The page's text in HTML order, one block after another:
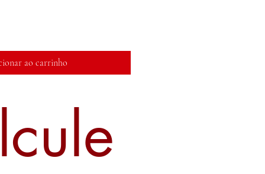
ao carrinho